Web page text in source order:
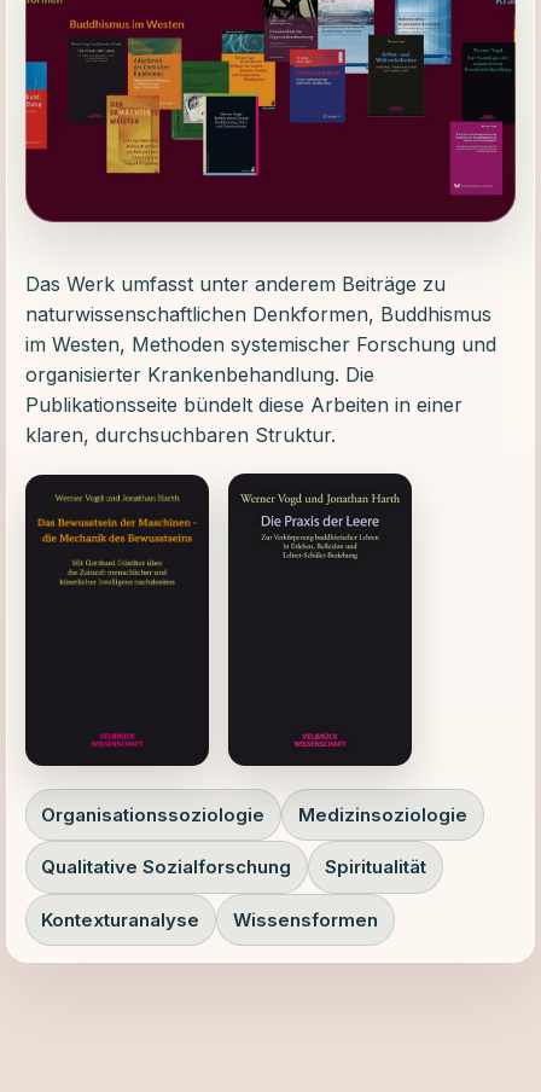
Das Werk umfasst unter anderem Beiträge zu
naturwissenschaftlichen Denkformen, Buddhismus
im Westen, Methoden systemischer Forschung und
organisierter Krankenbehandlung. Die
Publikationsseite bündelt diese Arbeiten in einer
klaren, durchsuchbaren Struktur.
Organisationssoziologie Medizinsoziologie
Qualitative Sozialforschung Spiritualität
Kontexturanalyse Wissensformen